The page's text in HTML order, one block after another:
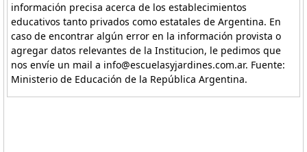
información precisa acerca de los establecimientos
educativos tanto privados como estatales de Argentina. En
caso de encontrar algún error en la información provista o
agregar datos relevantes de la Institucion, le pedimos que
nos envíe un mail a info@escuelasyjardines.com.ar. Fuente:
Ministerio de Educación de la República Argentina.